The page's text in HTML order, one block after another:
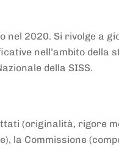
nel 2020. Si rivolge a
nell’ambito della
della SISS.
(originalità, rigore
la Commissione